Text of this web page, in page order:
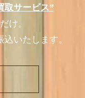
取サービス”
け。
いたします。